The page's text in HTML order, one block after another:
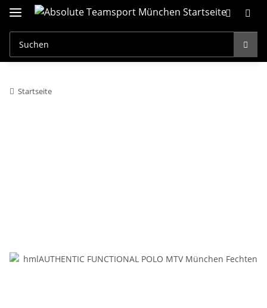
Startseite